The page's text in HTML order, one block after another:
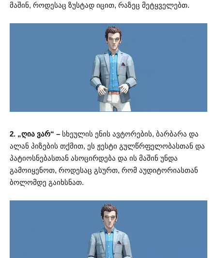
მაშინ, როდესაც ზუსტად იცით, რაზეც მეტყველებთ.
2. „ღია ვარ“ – სხეულის ენის ავტორების, ბარბარა და
ალან პიზების თქმით, ეს ჟესტი გულწრფელობასთან და
პატიოსნებასთან ასოცირდება და ის მაშინ უნდა
გამოიყენოთ, როდესაც გსურთ, რომ აუდიტორიასთან
ბოლომდე გაიხსნათ.